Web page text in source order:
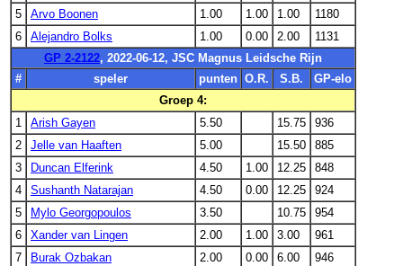
5
Arvo Boonen 1.00 1.00 1.00
1180
6
Alejandro Bolks 1.00 0.00 2.00
1131
GP 2-2122, 2022-06-12, JSC Magnus Leidsche Rijn
#
speler punten O.R. S.B.
GP-elo
Groep 4:
1
Arish Gayen 5.50 15.75
936
2
Jelle van Haaften 5.00 15.50
885
3
Duncan Elferink 4.50 1.00 12.25
848
4
Sushanth Natarajan 4.50 0.00 12.25
924
5
Mylo Georgopoulos 3.50 10.75
954
6
Xander van Lingen 2.00 1.00 3.00
961
7
Burak Ozbakan 2.00 0.00 6.00
946